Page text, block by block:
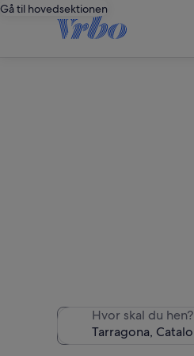
Gå til hovedsektionen
Hvor skal du hen?